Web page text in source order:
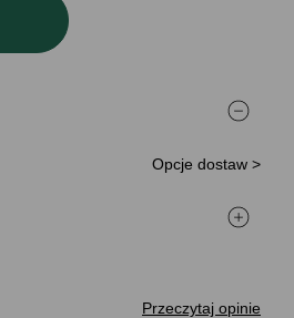
Opcje dostaw >
Przeczytaj opinie